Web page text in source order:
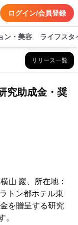
ログイン/会員登録
ン・美容 ライフスタ
リリース一覧
究助成金・奨
巖、所在地：
トン都ホテル東
を贈呈する研究
。